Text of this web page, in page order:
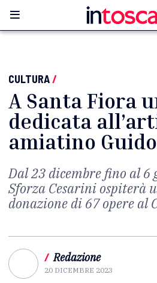
CULTURA/
A Santa Fiora
dedicata
amiatino
Dal 23 dicembre fino al 6
Sforza Cesarini ospiterà
donazione di 67 opere al
/ Redazione
20 DICEMBRE 2023